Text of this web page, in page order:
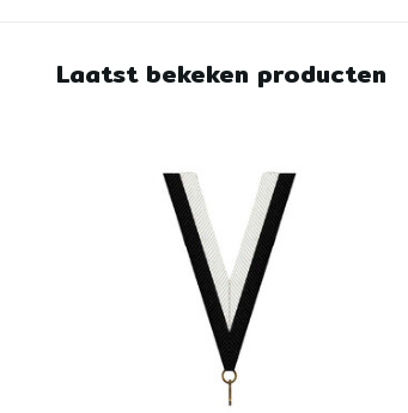
Laatst bekeken producten